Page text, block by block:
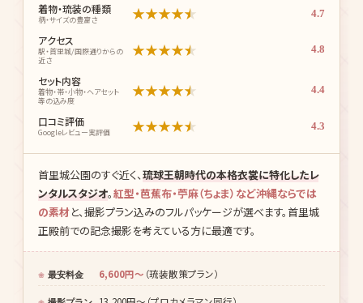
着物・琉装の種類
柄・サイズの豊富さ ★★★★★ 4.7
アクセス
駅・首里城/国際通りからの
近さ
★★★★★ 4.8
セット内容
着物・帯・小物・ヘアセット
等の込み度
★★★★★ 4.4
口コミ評価
Googleレビュー実評価 ★★★★★ 4.3
首里城公園のすぐ近く、琉球王朝時代の本格衣裳に特化したレ
ンタルスタジオ。紅型・芭蕉布・苧麻（ちょま）など沖縄ならでは
の素材と、撮影プラン込みのフルパッケージが選べます。首里城
正殿前での記念撮影を考えている方に最適です。
最安料金 6,600円〜 （琉装散策プラン）